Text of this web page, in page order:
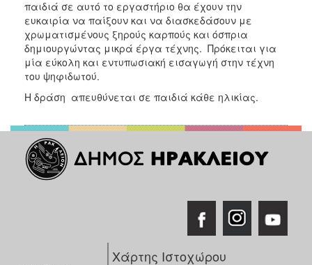
παιδιά σε αυτό το εργαστήριο θα έχουν την
ευκαιρία να παίξουν και να διασκεδάσουν με
χρωματισμένους ξηρούς καρπούς και όσπρια
δημιουργώντας μικρά έργα τέχνης. Πρόκειται για
μία εύκολη και εντυπωσιακή εισαγωγή στην τέχνη
του ψηφιδωτού.
Η δράση απευθύνεται σε παιδιά κάθε ηλικίας.
Χάρτης Ιστοχώρου